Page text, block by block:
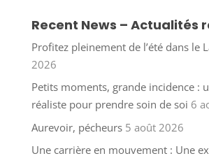
Recent News – Actualités
Profitez pleinement de l’été dans le
2026
Petits moments, grande incidence :
réaliste pour prendre soin de soi 6
Aurevoir, pécheurs 5 août 2026
Une carrière en mouvement : Une